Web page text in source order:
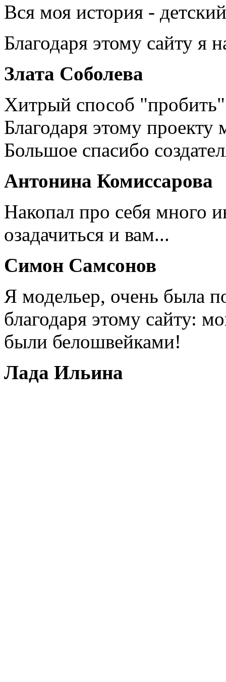
Вся моя история -
Благодаря этому сайту я
Злата Соболева
Хитрый способ
Благодаря этому
Большое спасибо
Антонина Комиссарова
Накопал про себя много
озадачиться и вам...
Симон Самсонов
Я модельер, очень была
благодаря этому сайту:
были белошвейками!
Лада Ильина